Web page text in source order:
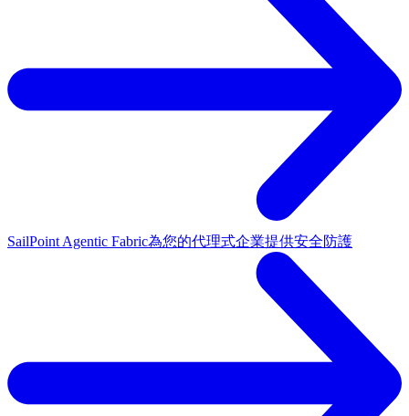
SailPoint Agentic Fabric為您的代理式企業提供安全防護